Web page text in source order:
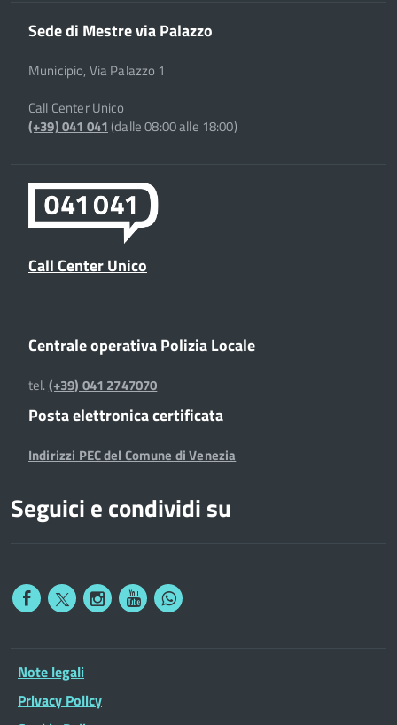
Sede di Mestre via Palazzo
Municipio, Via Palazzo 1
Call Center Unico
(+39) 041 041(dalle 08:00 alle 18:00)
Call Center Unico
Centrale operativa Polizia Locale
tel.(+39) 041 2747070
Posta elettronica certificata
Indirizzi PEC del Comune di Venezia
Seguici e condividi su
Note legali
Privacy Policy